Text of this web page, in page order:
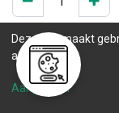
0 ST op voorraad
.
Levertijd
Deze site maakt
aanpassen.
Aanpassen